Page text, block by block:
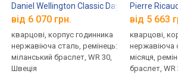
Daniel Wellington Classic Day Display
від 6 070 грн.
кварцові, корпус годинника
нержавіюча сталь, ремінець:
міланський браслет, WR 30,
Швеція
Pierre
від 5 663
кварцові,
нержавіюча
місяця,
браслет, WR